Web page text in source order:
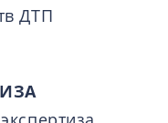
ДТП